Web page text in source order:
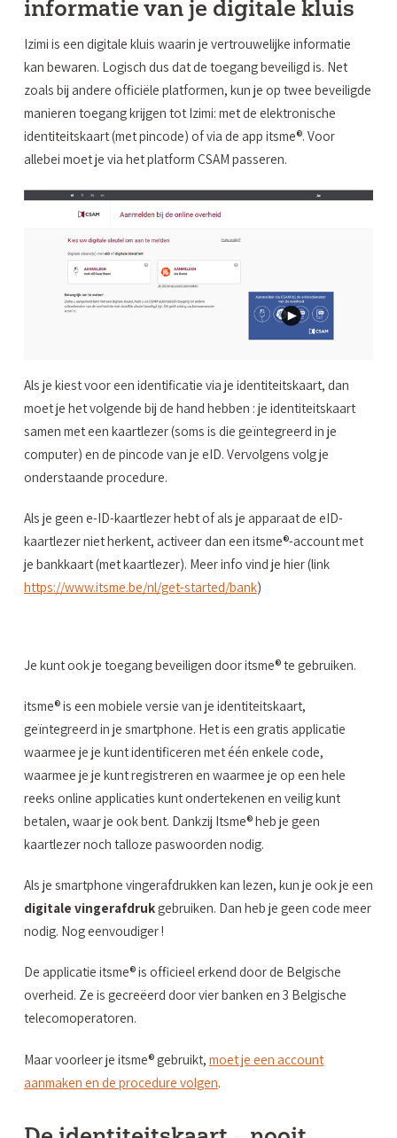
informatie van je digitale kluis
Izimi is een digitale kluis waarin je vertrouwelijke informatie
kan bewaren. Logisch dus dat de toegang beveiligd is. Net
zoals bij andere officiële platformen, kun je op twee beveiligde
manieren toegang krijgen tot Izimi: met de elektronische
identiteitskaart (met pincode) of via de app itsme®. Voor
allebei moet je via het platform CSAM passeren.
Als je kiest voor een identificatie via je identiteitskaart, dan
moet je het volgende bij de hand hebben : je identiteitskaart
samen met een kaartlezer (soms is die geïntegreerd in je
computer) en de pincode van je eID. Vervolgens volg je
onderstaande procedure.
Als je geen e-ID-kaartlezer hebt of als je apparaat de eID-
kaartlezer niet herkent, activeer dan een itsme®-account met
je bankkaart (met kaartlezer). Meer info vind je hier (link
https://www.itsme.be/nl/get-started/bank)
Je kunt ook je toegang beveiligen door itsme® te gebruiken.
itsme® is een mobiele versie van je identiteitskaart,
geïntegreerd in je smartphone. Het is een gratis applicatie
waarmee je je kunt identificeren met één enkele code,
waarmee je je kunt registreren en waarmee je op een hele
reeks online applicaties kunt ondertekenen en veilig kunt
betalen, waar je ook bent. Dankzij Itsme® heb je geen
kaartlezer noch talloze paswoorden nodig.
Als je smartphone vingerafdrukken kan lezen, kun je ook je een
digitale vingerafdrukgebruiken. Dan heb je geen code meer
nodig. Nog eenvoudiger !
De applicatie itsme® is officieel erkend door de Belgische
overheid. Ze is gecreëerd door vier banken en 3 Belgische
telecomoperatoren.
Maar voorleer je itsme® gebruikt, moet je een account
aanmaken en de procedure volgen.